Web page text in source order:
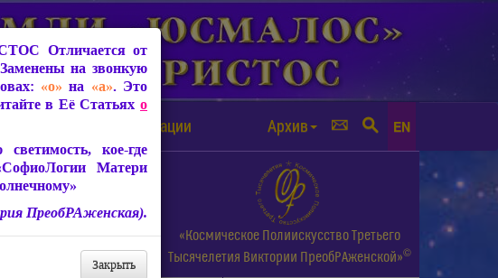
Защита от чипизации Архив EN
Матери Мира.
Видео, Аудио и др.
«Космическое Полиискусство Третьего
Тысячелетия Виктории ПреобРАженской»©
Отличается от
на звонкую
«о» на «а». Это
в Её Статьях о
кое-где
Матери
ПреобРАженская).
Закрыть